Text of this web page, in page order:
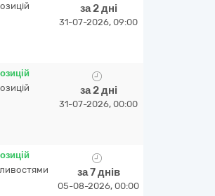
за 2 дні
31-07-2026, 09:00
за 2 дні
31-07-2026, 00:00
за 7 днів
05-08-2026, 00:00